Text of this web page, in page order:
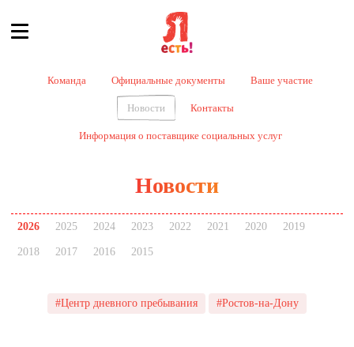
Команда Официальные документы Ваше участие
Новости Контакты
Информация о поставщике социальных услуг
Новости
2026 2025 2024 2023 2022 2021 2020 2019
2018 2017 2016 2015
#Центр дневного пребывания #Ростов-на-Дону